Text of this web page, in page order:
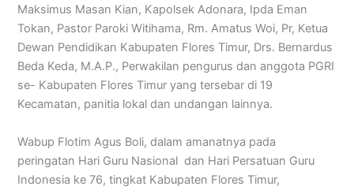
Maksimus Masan Kian, Kapolsek Adonara, Ipda Eman
Tokan, Pastor Paroki Witihama, Rm. Amatus Woi, Pr, Ketua
Dewan Pendidikan Kabupaten Flores Timur, Drs. Bernardus
Beda Keda, M.A.P., Perwakilan pengurus dan anggota PGRI
se- Kabupaten Flores Timur yang tersebar di 19
Kecamatan, panitia lokal dan undangan lainnya.
Wabup Flotim Agus Boli, dalam amanatnya pada
peringatan Hari Guru Nasional dan Hari Persatuan Guru
Indonesia ke 76, tingkat Kabupaten Flores Timur,